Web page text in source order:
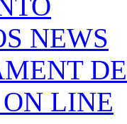
NEWS
LINE